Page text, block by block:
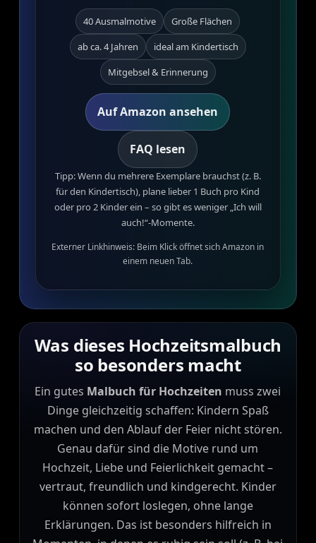
40 Ausmalmotive
Große Flächen
ab ca. 4 Jahren
ideal am Kindertisch
Mitgebsel & Erinnerung
Auf Amazon ansehen
FAQ lesen
Tipp: Wenn du mehrere Exemplare brauchst (z. B.
für den Kindertisch), plane lieber 1 Buch pro Kind
oder pro 2 Kinder ein – so gibt es weniger „Ich will
auch!“-Momente.
Externer Linkhinweis: Beim Klick öffnet sich Amazon in
einem neuen Tab.
Was dieses Hochzeitsmalbuch
so besonders macht
Ein gutes Malbuch für Hochzeiten muss zwei
Dinge gleichzeitig schaffen: Kindern Spaß
machen und den Ablauf der Feier nicht stören.
Genau dafür sind die Motive rund um
Hochzeit, Liebe und Feierlichkeit gemacht –
vertraut, freundlich und kindgerecht. Kinder
können sofort loslegen, ohne lange
Erklärungen. Das ist besonders hilfreich in